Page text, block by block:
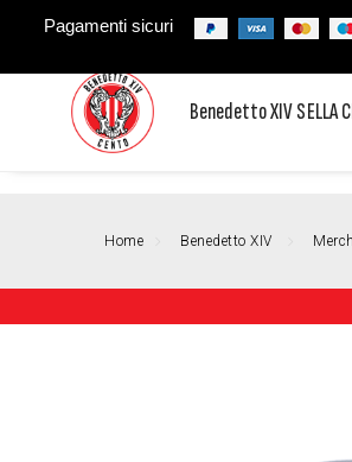
Pagamenti sicuri
Benedetto XIV SELLA
Home Benedetto XIV